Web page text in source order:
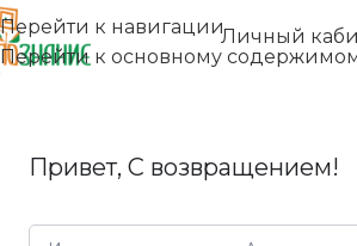
Перейти к навигации
Перейти к основному
Личный
Привет, С возвращением!